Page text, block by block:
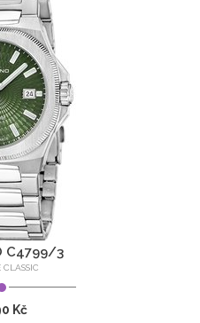
C4799/3
CLASSIC
Kč